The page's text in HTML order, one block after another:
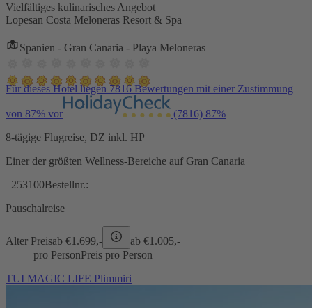
Vielfältiges kulinarisches Angebot
Lopesan Costa Meloneras Resort & Spa
Spanien - Gran Canaria - Playa Meloneras
Für dieses Hotel liegen 7816 Bewertungen mit einer Zustimmung
von 87% vor (7816) 87%
8-tägige Flugreise, DZ inkl. HP
Einer der größten Wellness-Bereiche auf Gran Canaria
253100Bestellnr.:
Pauschalreise
Alter Preisab €1.699,- ab €1.005,-
pro PersonPreis pro Person
TUI MAGIC LIFE Plimmiri